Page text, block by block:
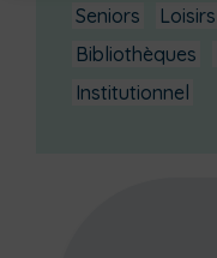
Seniors
Loisirs
Bibliothèques
Institutionnel